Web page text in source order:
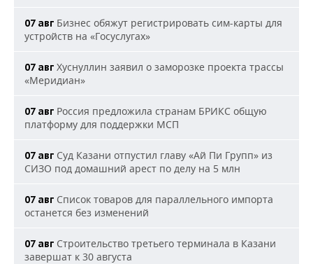
07 авг Бизнес обяжут регистрировать сим-карты для
устройств на «Госуслугах»
07 авг Хуснуллин заявил о заморозке проекта трассы
«Меридиан»
07 авг Россия предложила странам БРИКС общую
платформу для поддержки МСП
07 авг Суд Казани отпустил главу «Ай Пи Групп» из
СИЗО под домашний арест по делу на 5 млн
07 авг Список товаров для параллельного импорта
останется без изменений
07 авг Строительство третьего терминала в Казани
завершат к 30 августа